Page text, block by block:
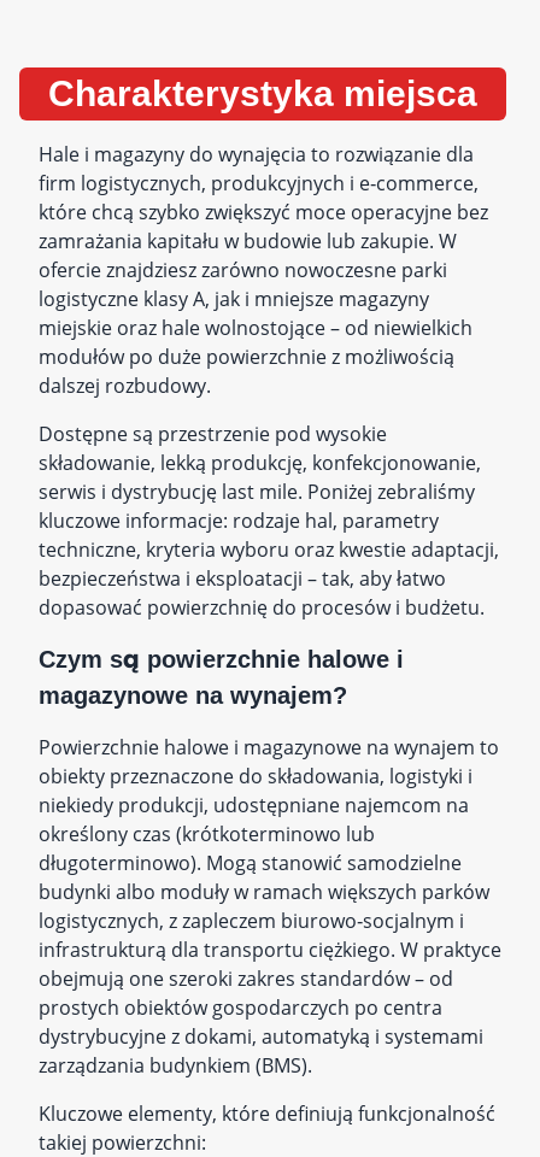
Charakterystyka miejsca
Hale i magazyny do wynajęcia to rozwiązanie dla
firm logistycznych, produkcyjnych i e‑commerce,
które chcą szybko zwiększyć moce operacyjne bez
zamrażania kapitału w budowie lub zakupie. W
ofercie znajdziesz zarówno nowoczesne parki
logistyczne klasy A, jak i mniejsze magazyny
miejskie oraz hale wolnostojące – od niewielkich
modułów po duże powierzchnie z możliwością
dalszej rozbudowy.
Dostępne są przestrzenie pod wysokie
składowanie, lekką produkcję, konfekcjonowanie,
serwis i dystrybucję last mile. Poniżej zebraliśmy
kluczowe informacje: rodzaje hal, parametry
techniczne, kryteria wyboru oraz kwestie adaptacji,
bezpieczeństwa i eksploatacji – tak, aby łatwo
dopasować powierzchnię do procesów i budżetu.
Czym są powierzchnie halowe i
magazynowe na wynajem?
Powierzchnie halowe i magazynowe na wynajem to
obiekty przeznaczone do składowania, logistyki i
niekiedy produkcji, udostępniane najemcom na
określony czas (krótkoterminowo lub
długoterminowo). Mogą stanowić samodzielne
budynki albo moduły w ramach większych parków
logistycznych, z zapleczem biurowo‑socjalnym i
infrastrukturą dla transportu ciężkiego. W praktyce
obejmują one szeroki zakres standardów – od
prostych obiektów gospodarczych po centra
dystrybucyjne z dokami, automatyką i systemami
zarządzania budynkiem (BMS).
Kluczowe elementy, które definiują funkcjonalność
takiej powierzchni: